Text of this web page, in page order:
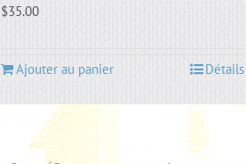
$35.00
Ajouter au panier Détails